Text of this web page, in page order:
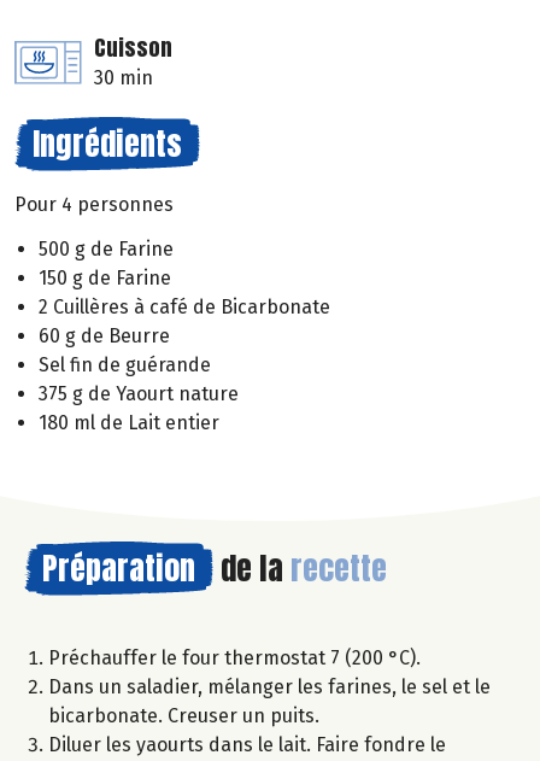
Cuisson
30 min
Ingrédients
Pour 4 personnes
500 g de Farine
150 g de Farine
2 Cuillères à café de Bicarbonate
60 g de Beurre
Sel fin de guérande
375 g de Yaourt nature
180 ml de Lait entier
Préparation de la recette
Préchauffer le four thermostat 7 (200 °C).
Dans un saladier, mélanger les farines, le sel et le
bicarbonate. Creuser un puits.
Diluer les yaourts dans le lait. Faire fondre le